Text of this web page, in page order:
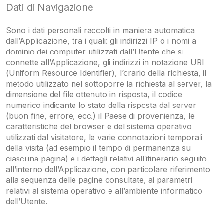
Dati di Navigazione
Sono i dati personali raccolti in maniera automatica
dall’Applicazione, tra i quali: gli indirizzi IP o i nomi a
dominio dei computer utilizzati dall’Utente che si
connette all’Applicazione, gli indirizzi in notazione URI
(Uniform Resource Identifier), l’orario della richiesta, il
metodo utilizzato nel sottoporre la richiesta al server, la
dimensione del file ottenuto in risposta, il codice
numerico indicante lo stato della risposta dal server
(buon fine, errore, ecc.) il Paese di provenienza, le
caratteristiche del browser e del sistema operativo
utilizzati dal visitatore, le varie connotazioni temporali
della visita (ad esempio il tempo di permanenza su
ciascuna pagina) e i dettagli relativi all’itinerario seguito
all’interno dell’Applicazione, con particolare riferimento
alla sequenza delle pagine consultate, ai parametri
relativi al sistema operativo e all’ambiente informatico
dell’Utente.